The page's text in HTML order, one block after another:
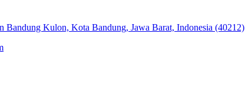
Kulon, Kota Bandung, Jawa Barat, Indonesia (40212)